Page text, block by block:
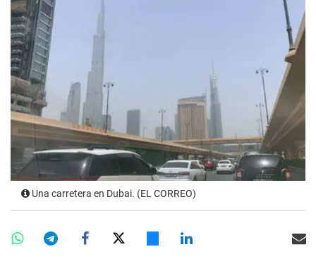
Una carretera en Dubai. (EL CORREO)